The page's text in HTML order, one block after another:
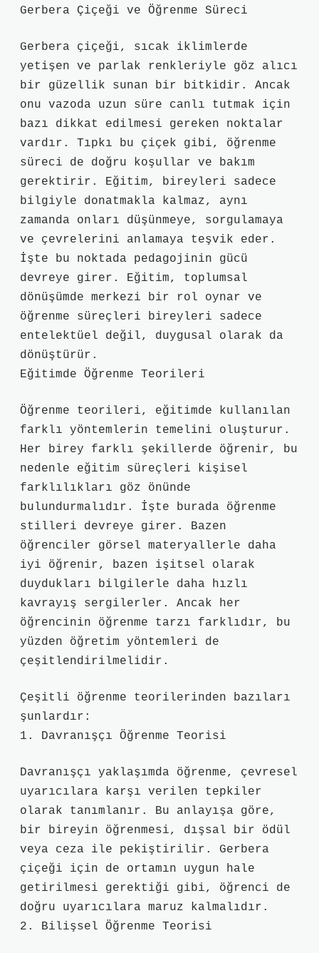
Gerbera Çiçeği ve Öğrenme Süreci
Gerbera çiçeği, sıcak iklimlerde
yetişen ve parlak renkleriyle göz alıcı
bir güzellik sunan bir bitkidir. Ancak
onu vazoda uzun süre canlı tutmak için
bazı dikkat edilmesi gereken noktalar
vardır. Tıpkı bu çiçek gibi, öğrenme
süreci de doğru koşullar ve bakım
gerektirir. Eğitim, bireyleri sadece
bilgiyle donatmakla kalmaz, aynı
zamanda onları düşünmeye, sorgulamaya
ve çevrelerini anlamaya teşvik eder.
İşte bu noktada pedagojinin gücü
devreye girer. Eğitim, toplumsal
dönüşümde merkezi bir rol oynar ve
öğrenme süreçleri bireyleri sadece
entelektüel değil, duygusal olarak da
dönüştürür.
Eğitimde Öğrenme Teorileri
Öğrenme teorileri, eğitimde kullanılan
farklı yöntemlerin temelini oluşturur.
Her birey farklı şekillerde öğrenir, bu
nedenle eğitim süreçleri kişisel
farklılıkları göz önünde
bulundurmalıdır. İşte burada öğrenme
stilleri devreye girer. Bazen
öğrenciler görsel materyallerle daha
iyi öğrenir, bazen işitsel olarak
duydukları bilgilerle daha hızlı
kavrayış sergilerler. Ancak her
öğrencinin öğrenme tarzı farklıdır, bu
yüzden öğretim yöntemleri de
çeşitlendirilmelidir.
Çeşitli öğrenme teorilerinden bazıları
şunlardır:
1. Davranışçı Öğrenme Teorisi
Davranışçı yaklaşımda öğrenme, çevresel
uyarıcılara karşı verilen tepkiler
olarak tanımlanır. Bu anlayışa göre,
bir bireyin öğrenmesi, dışsal bir ödül
veya ceza ile pekiştirilir. Gerbera
çiçeği için de ortamın uygun hale
getirilmesi gerektiği gibi, öğrenci de
doğru uyarıcılara maruz kalmalıdır.
2. Bilişsel Öğrenme Teorisi